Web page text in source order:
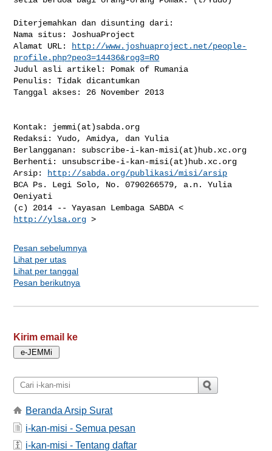
Diterjemahkan dan disunting dari:
Nama situs: JoshuaProject
Alamat URL:
http://www.joshuaproject.net/people-
profile.php?peo3=14436&rog3=RO
Judul asli artikel: Pomak of Rumania
Penulis: Tidak dicantumkan
Tanggal akses: 26 November 2013
Kontak: jemmi(at)sabda.org
Redaksi: Yudo, Amidya, dan Yulia
Berlangganan: subscribe-i-kan-misi(at)hub.xc.org
Berhenti: unsubscribe-i-kan-misi(at)hub.xc.org
Arsip:
http://sabda.org/publikasi/misi/arsip
BCA Ps. Legi Solo, No. 0790266579, a.n. Yulia
Oeniyati
http://ylsa.org
Pesan sebelumnya
Lihat per utas
Lihat per tanggal
Pesan berikutnya
Kirim email ke
Beranda Arsip Surat
i-kan-misi - Semua pesan
i-kan-misi - Tentang daftar